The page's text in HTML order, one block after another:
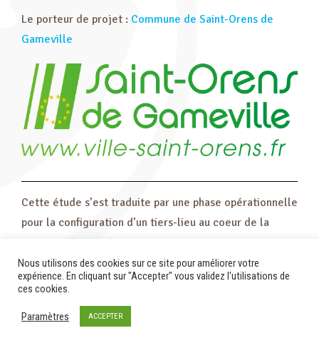
Le porteur de projet : Commune de Saint-Orens de
Gameville
Cette étude s’est traduite par une phase opérationnelle
pour la configuration d’un tiers-lieu au coeur de la
Nous utilisons des cookies sur ce site pour améliorer votre
expérience. En cliquant sur "Accepter" vous validez l'utilisations de
ces cookies.
Paramètres ACCEPTER